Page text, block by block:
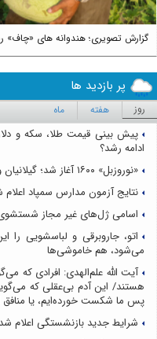
گزارش تصویری؛ هندوانه های «چاف»
پر بازدید ها
روز هفته ماه
ادامه رشد؟
«نوروزبل» ۱۶۰۰ آغاز شد؛ گیلانیان وارد قرن هفدهم دیلمی شدند
نتایج آزمون مدارس سمپاد اعلام شد/
اسامی ژل‌های غیر مجاز
اتو، جاروبرقی و لباسشویی
می‌شود، هم خاموشی‌ها
آیت الله علم‌الهدی: افرادی که
پس ما شکست خورده‌ایم، یا
شرایط جدید بازنشستگی اعلام